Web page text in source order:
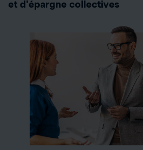
et d'épargne collectives